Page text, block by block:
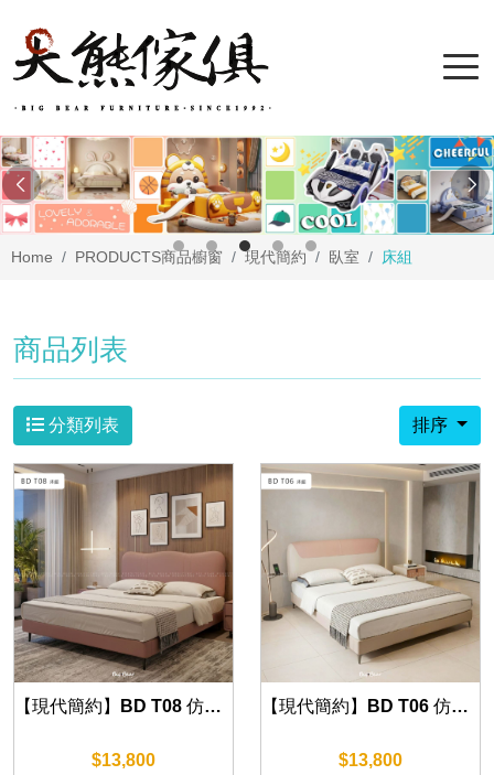
Home PRODUCTS商品櫥窗 現代簡約 臥室 床組
商品列表
分類列表 排序
【現代簡約】BD T08 仿真皮床組 (五尺/六尺)
$13,800
【現代簡約】BD T06 仿真皮床組 (五尺/六尺)
$13,800